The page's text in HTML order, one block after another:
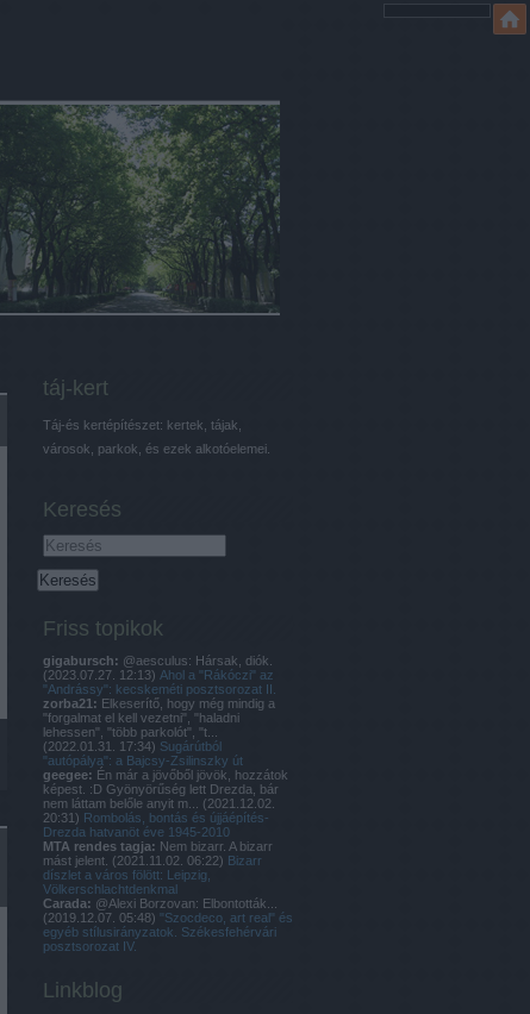
táj-kert
Táj-és kertépítészet: kertek, tájak,
városok, parkok, és ezek alkotóelemei.
Keresés
Friss topikok
gigabursch: @aesculus: Hársak, diók.
(2023.07.27. 12:13) Ahol a "Rákóczi" az
"Andrássy": kecskeméti posztsorozat II.
zorba21: Elkeserítő, hogy még mindig a
"forgalmat el kell vezetni", "haladni
lehessen", "több parkolót", "t...
(2022.01.31. 17:34) Sugárútból
"autópálya": a Bajcsy-Zsilinszky út
geegee: Én már a jövőből jövök, hozzátok
képest. :D Gyönyörűség lett Drezda, bár
nem láttam belőle anyit m...
(2021.12.02.
20:31) Rombolás, bontás és újjáépítés-
Drezda hatvanöt éve 1945-2010
MTA rendes tagja: Nem bizarr. A bizarr
mást jelent. (2021.11.02. 06:22) Bizarr
díszlet a város fölött: Leipzig,
Völkerschlachtdenkmal
Carada: @Alexi Borzovan: Elbontották...
(2019.12.07. 05:48) "Szocdeco, art real" és
egyéb stílusirányzatok. Székesfehérvári
posztsorozat IV.
Linkblog